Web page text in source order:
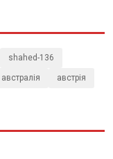
shahed-136
австралія австрія